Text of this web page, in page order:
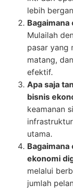
lebih
Mulailah
pasar yang
matang,
efektif.
Apa saja
bisnis
keamanan
utama.
ekonomi
melalui
jumlah